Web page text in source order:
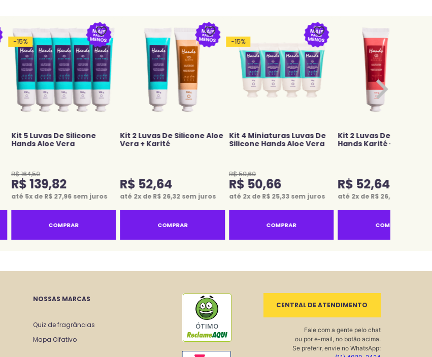
-15%
Kit 5 Luvas De Silicone
Hands Aloe Vera
R$164,50
R$139,82
até 5x de R$ 27,96sem juros
COMPRAR
Kit 2 Luvas De Silicone Aloe
Vera + Karité
R$ 52,64
até 2x de R$ 26,32 sem juros
COMPRAR
-15%
Kit 4 Miniaturas Luvas De
Silicone Hands Aloe Vera
R$59,60
R$ 50,66
até 2x de R$ 25,33 sem juros
COMPRAR
Kit 2 Luvas De Silicone
Hands Karité + Romã
R$ 52,64
até 2x de R$ 26,32
COMPRAR
NOSSAS MARCAS
Quiz de fragrâncias
Mapa Olfativo
ÓTIMO
CENTRAL DE ATENDIMENTO
Fale com a gente pelo chat
ou por e-mail, no botão acima.
Se preferir, envie no WhatsApp: